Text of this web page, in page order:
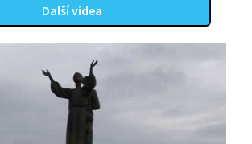
Další videa